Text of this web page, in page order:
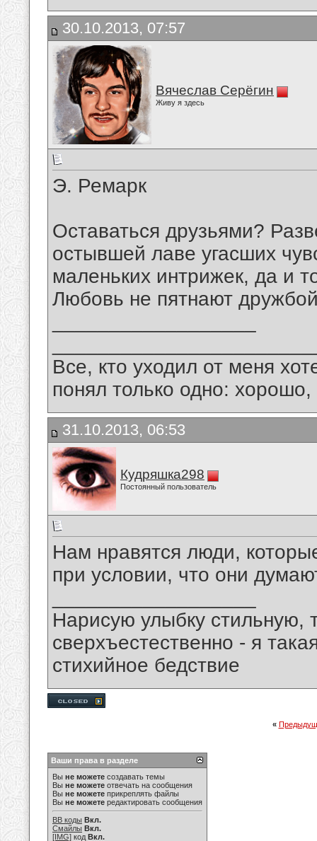
30.10.2013, 07:57
Вячеслав Серёгин
Живу я здесь
Э. Ремарк
Оставаться друзьями?
остывшей лаве угасших
маленьких интрижек, да и
Любовь не пятнают
Все, кто уходил от меня
понял только одно:
31.10.2013, 06:53
Кудряшка298
Постоянный пользователь
Нам нравятся люди,
при условии, что они
Нарисую улыбку стильную,
сверхъестественно - я
стихийное бедствие
«
Ваши права в разделе
Вы не можете создавать темы
Вы не можете отвечать на сообщения
Вы не можете прикреплять файлы
Вы не можете редактировать сообщения
BB коды Вкл.
Смайлы Вкл.
[IMG] код Вкл.